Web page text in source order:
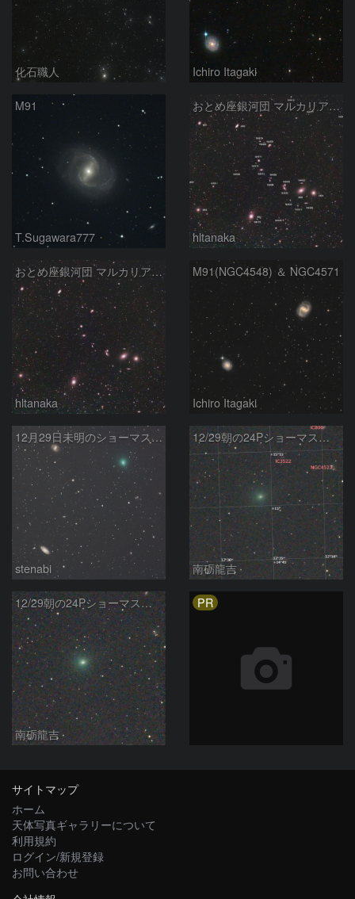
化石職人 Ichiro Itagaki
M91
T.Sugawara777
おとめ座銀河団 マルカリアンチェーン (2)
hltanaka
おとめ座銀河団 マルカリアンチェーン
hltanaka
M91(NGC4548) ＆ NGC4571
Ichiro Itagaki
12月29日未明のショーマス彗星と銀河の接近
stenabi
12/29朝の24Pショーマス彗星とM91など
南砺龍吉
12/29朝の24Pショーマス彗星とM91など
南砺龍吉
PR
サイトマップ
ホーム
天体写真ギャラリーについて
利用規約
ログイン/新規登録
お問い合わせ